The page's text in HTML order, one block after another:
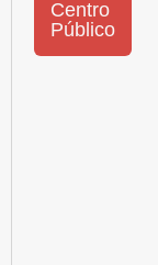
Centro
Público